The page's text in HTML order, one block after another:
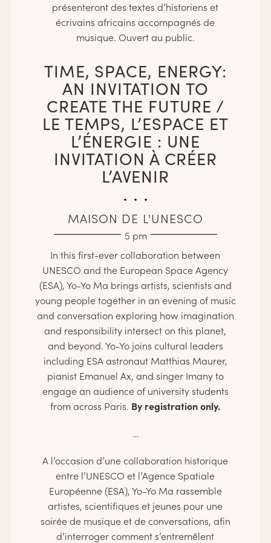
présenteront des textes d’historiens et
écrivains africains accompagnés de
musique. Ouvert au public.
TIME, SPACE, ENERGY:
AN INVITATION TO
CREATE THE FUTURE /
LE TEMPS, L’ESPACE ET
L’ÉNERGIE : UNE
INVITATION À CRÉER
L’AVENIR
. . .
MAISON DE L'UNESCO
5 pm
In this first-ever collaboration between
UNESCO and the European Space Agency
(ESA), Yo-Yo Ma brings artists, scientists and
young people together in an evening of music
and conversation exploring how imagination
and responsibility intersect on this planet,
and beyond. Yo-Yo joins cultural leaders
including ESA astronaut Matthias Maurer,
pianist Emanuel Ax, and singer Imany to
engage an audience of university students
from across Paris. By registration only.
…
A l’occasion d’une collaboration historique
entre l’UNESCO et l’Agence Spatiale
Européenne (ESA), Yo-Yo Ma rassemble
artistes, scientifiques et jeunes pour une
soirée de musique et de conversations, afin
d’interroger comment s’entremêlent